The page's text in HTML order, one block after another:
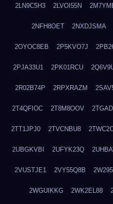
2LN9C5H3 2LVOI55N
2NFH8OET 2NXDJSMA
2OYOC8EB 2P5KVO7J
2PJA33U1 2PK01RCU
2R02B74P 2RPXRAZM
2T4QFIOC 2T8M8OOV
2TT1JPJ0 2TVCNBU8
2UBGKVBI 2UFYK23Q
2VUSTJE1 2VY55Q8B
2WGUIKKG 2WK2EL88